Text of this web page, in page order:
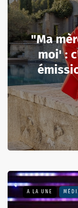
"Ma
moi' :
A LA UNE